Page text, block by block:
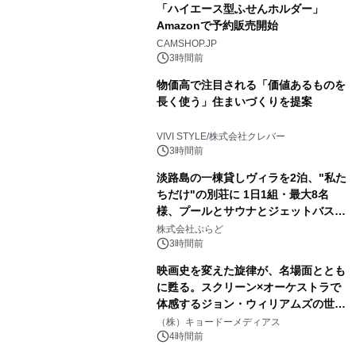
「ハイエース型ふせんホルダー」
Amazonで予約販売開始
CAMSHOP.JP
3時間前
物価高で注目される「価値あるものを
長く使う」住まいづくりを提案
VIVI STYLE/株式会社クレバー
3時間前
淡路島の一棟貸しヴィラを2泊、"私た
ちだけ"の別荘に 1日1組・最大8名
様、プールとサウナとジェットバス付
きで Villa Mon Temps AWAJIの連泊
素泊りプラン
株式会社ぷらど
3時間前
映画史を変えた旋律が、名場面ととも
に甦る。スクリーン×オーケストラで
体感するジョン・ウィリアムズの世
界。ジョン・ウィリアムズ：シネマ・
スペクタキュラー・コンサート 開催決
（株）キョードーメディアス
4時間前